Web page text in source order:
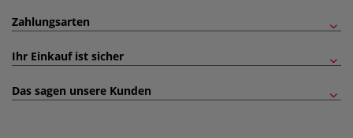
Zahlungsarten
Ihr Einkauf ist sicher
Das sagen unsere Kunden